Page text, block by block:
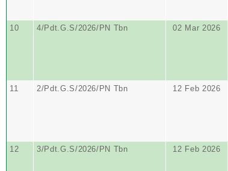
10 4/Pdt.G.S/2026/PN Tbn 02 Mar 2026
11 2/Pdt.G.S/2026/PN Tbn 12 Feb 2026
12 3/Pdt.G.S/2026/PN Tbn 12 Feb 2026